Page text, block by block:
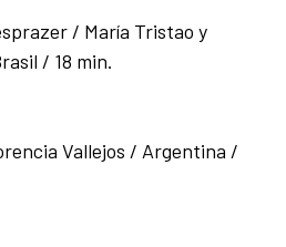
/ María Tristao y
/ 18 min.
Vallejos / Argentina /